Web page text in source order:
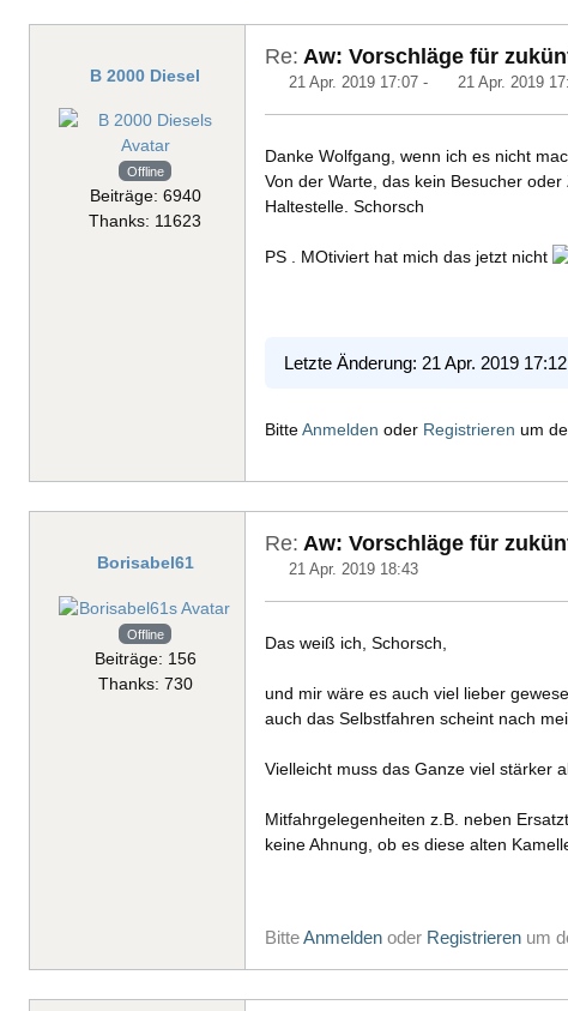
B 2000 Diesel
Offline
Beiträge: 6940
Thanks: 11623
Re: Aw: Vorschläge für
21 Apr. 2019 17:07 - 21 Apr. 2019
Danke Wolfgang, wenn ich es nicht
Von der Warte, das kein Besucher
Haltestelle. Schorsch
PS . MOtiviert hat mich das jetzt nicht
Letzte Änderung: 21 Apr. 2019
BitteAnmelden oder Registrieren um
Borisabel61
Offline
Beiträge: 156
Thanks: 730
Re: Aw: Vorschläge für
21 Apr. 2019 18:43
Das weiß ich, Schorsch,
und mir wäre es auch viel lieber
auch das Selbstfahren scheint nach
Vielleicht muss das Ganze viel stärker
Mitfahrgelegenheiten z.B. neben
keine Ahnung, ob es diese alten
BitteAnmelden oder Registrieren um